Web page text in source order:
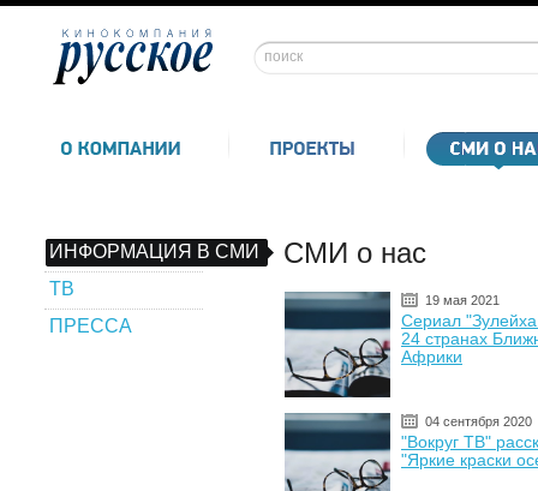
ИНФОРМАЦИЯ В СМИ
ТВ
ПРЕССА
СМИ о нас
19 мая 2021
Сериал "Зулейха
24 странах
Африки
04 сентября 2020
"Вокруг ТВ"
"Яркие краски